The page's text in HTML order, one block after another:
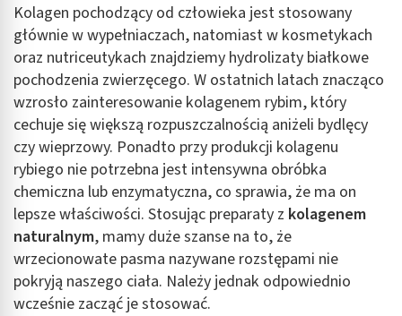
Kolagen pochodzący od człowieka jest stosowany
głównie w wypełniaczach, natomiast w kosmetykach
oraz nutriceutykach znajdziemy hydrolizaty białkowe
pochodzenia zwierzęcego. W ostatnich latach znacząco
wzrosło zainteresowanie kolagenem rybim, który
cechuje się większą rozpuszczalnością aniżeli bydlęcy
czy wieprzowy. Ponadto przy produkcji kolagenu
rybiego nie potrzebna jest intensywna obróbka
chemiczna lub enzymatyczna, co sprawia, że ma on
lepsze właściwości. Stosując preparaty z kolagenem
naturalnym, mamy duże szanse na to, że
wrzecionowate pasma nazywane rozstępami nie
pokryją naszego ciała. Należy jednak odpowiednio
wcześnie zacząć je stosować.